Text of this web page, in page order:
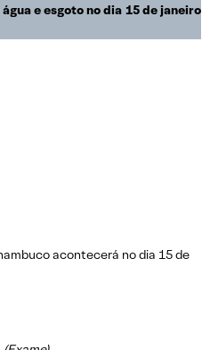
e esgoto no dia 15 de janeiro
acontecerá no dia 15 de